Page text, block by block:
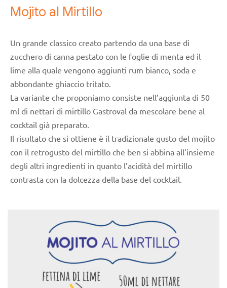
Mojito al Mirtillo
Un grande classico creato partendo da una base di
zucchero di canna pestato con le foglie di menta ed il
lime alla quale vengono aggiunti rum bianco, soda e
abbondante ghiaccio tritato.
La variante che proponiamo consiste nell’aggiunta di 50
ml di nettari di mirtillo Gastroval da mescolare bene al
cocktail già preparato.
Il risultato che si ottiene è il tradizionale gusto del mojito
con il retrogusto del mirtillo che ben si abbina all’insieme
degli altri ingredienti in quanto l’acidità del mirtillo
contrasta con la dolcezza della base del cocktail.